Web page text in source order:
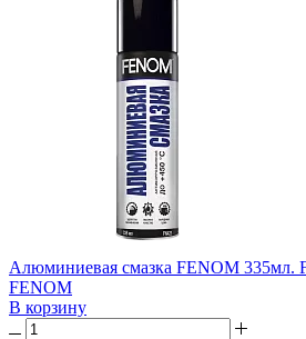
Алюминиевая смазка FENOM 335мл.
FENOM
В корзину